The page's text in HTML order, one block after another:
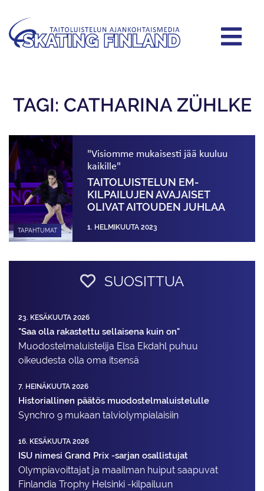
TAGI: CATHARINA ZÜHLKE
TAPAHTUMAT
"Visiomme mukaisesti jää kuuluu
kaikille"
TAITO­LUISTELUN EM-
KILPAILUJEN AVAJAISET
OLIVAT AITOUDEN JUHLAA
1. HELMIKUUTA 2023
SUOSITTUA
23. KESÄKUUTA 2026
"Saa olla rakastettu sellaisena kuin on"
Muodostelma­luistelija Elsa Ekdahl puhuu
oikeudesta olla oma itsensä
7. HEINÄKUUTA 2026
Historiallinen päätös muodostelmaluistelulle
Synchro 9 mukaan talviolympialaisiin
16. KESÄKUUTA 2026
ISU nimesi Grand Prix -sarjan osallistujat
Olympiavoittajat ja maailman huiput saapuvat
Finlandia Trophy Helsinki -kilpailuun